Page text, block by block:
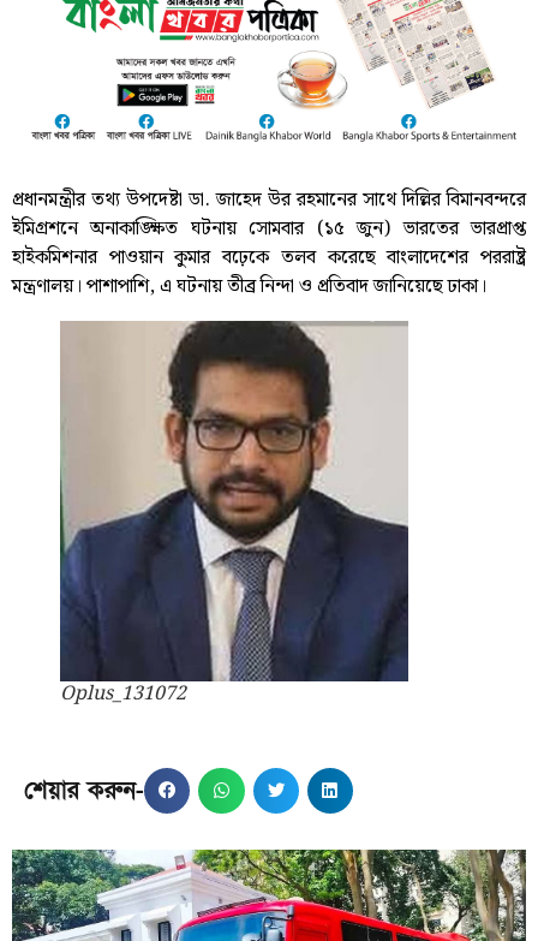
প্রধানমন্ত্রীর তথ্য উপদেষ্টা ডা. জাহেদ উর রহমানের সাথে দিল্লির বিমানবন্দরে
ইমিগ্রশনে অনাকাঙ্ক্ষিত ঘটনায় সোমবার (১৫ জুন) ভারতের ভারপ্রাপ্ত
হাইকমিশনার পাওয়ান কুমার বঢ়েকে তলব করেছে বাংলাদেশের পররাষ্ট্র
মন্ত্রণালয়। পাশাপাশি, এ ঘটনায় তীব্র নিন্দা ও প্রতিবাদ জানিয়েছে ঢাকা।
Oplus_131072
শেয়ার করুন-